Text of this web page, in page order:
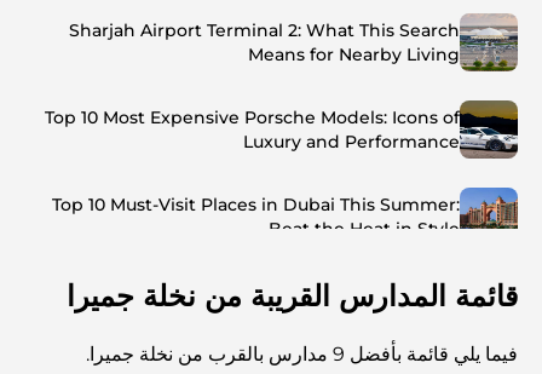
Sharjah Airport Terminal 2: What This Search
Means for Nearby Living
Top 10 Most Expensive Porsche Models: Icons of
Luxury and Performance
Top 10 Must-Visit Places in Dubai This Summer:
Beat the Heat in Style
Top 7 Busiest Airports in the World: Hub of Global
قائمة المدارس القريبة من نخلة جميرا
فيما يلي قائمة بأفضل 9 مدارس بالقرب من نخلة جميرا.